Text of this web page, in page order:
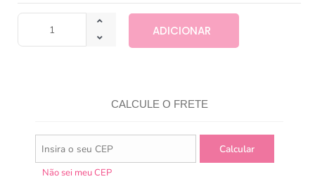
ADICIONAR
CALCULE O FRETE
Não sei meu CEP